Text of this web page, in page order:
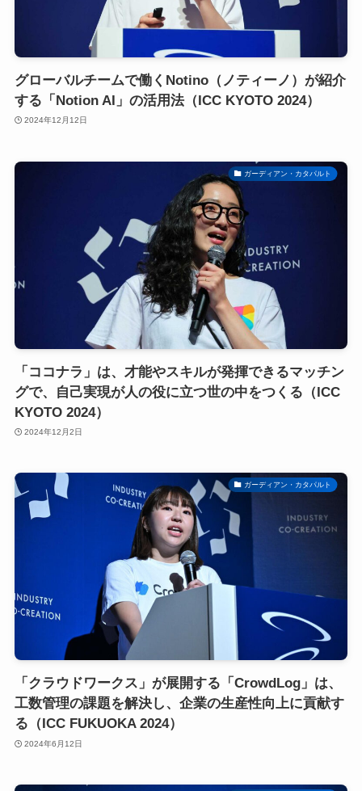
グローバルチームで働くNotino（ノティーノ）が紹介
する「Notion AI」の活用法（ICC KYOTO 2024）
2024年12月12日
ガーディアン・カタパルト
「ココナラ」は、才能やスキルが発揮できるマッチン
グで、自己実現が人の役に立つ世の中をつくる（ICC
KYOTO 2024）
2024年12月2日
ガーディアン・カタパルト
「クラウドワークス」が展開する「CrowdLog」は、
工数管理の課題を解決し、企業の生産性向上に貢献す
る（ICC FUKUOKA 2024）
2024年6月12日